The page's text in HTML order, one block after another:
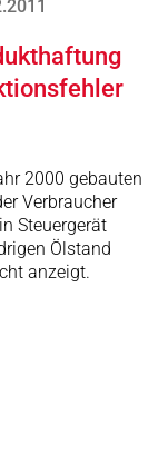
2000 gebauten
Verbraucher
Steuergerät
Ölstand
anzeigt.